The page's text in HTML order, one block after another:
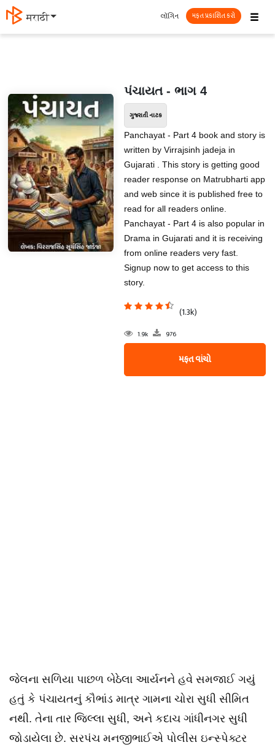
मराठी ☰
લૉગિન મફત પ્રકાશિત કરો
પંચાયત - ભાગ 4
ગુજરાતી નાટક
Panchayat - Part 4 book and story is
written by Virrajsinh jadeja in
Gujarati . This story is getting good
reader response on Matrubharti app
and web since it is published free to
read for all readers online.
Panchayat - Part 4 is also popular in
Drama in Gujarati and it is receiving
from online readers very fast.
Signup now to get access to this
story.
(1.3k)
1.9k 976
મફત વાંચો
જેલના સળિયા પાછળ બેઠેલા આર્યનને હવે સમજાઈ ગયું
હતું કે પંચાયતનું કૌભાંડ માત્ર ગામના ચોરા સુધી સીમિત
નથી. તેના તાર જિલ્લા સુધી, અને કદાચ ગાંધીનગર સુધી
જોડાયેલા છે. સરપંચ મનજીભાઈએ પોલીસ ઇન્સ્પેક્ટર